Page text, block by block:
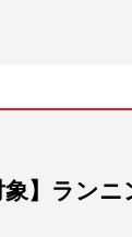
象】ラン